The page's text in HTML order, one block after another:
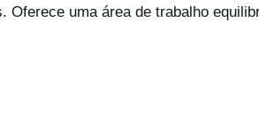
Oferece uma área de trabalho